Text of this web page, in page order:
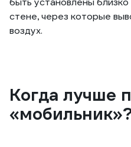
стене, через которые
воздух.
Когда лучше